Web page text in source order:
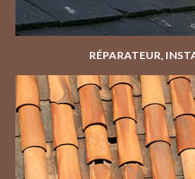
RÉPARATEUR,